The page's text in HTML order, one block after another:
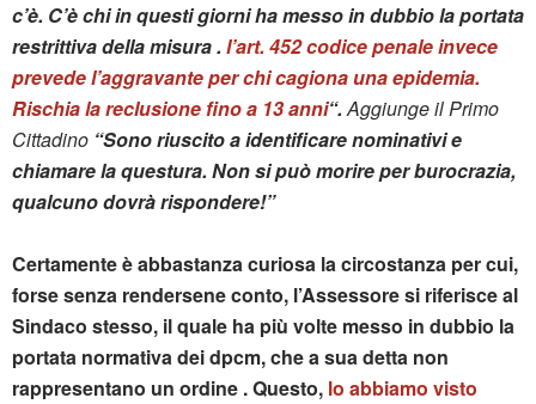
c’è. C’è chi in questi giorni ha messo in dubbio la portata
restrittiva della misura . l’art. 452 codice penale invece
prevede l’aggravante per chi cagiona una epidemia.
Rischia la reclusione fino a 13 anni“. Aggiunge il Primo
Cittadino “Sono riuscito a identificare nominativi e
chiamare la questura. Non si può morire per burocrazia,
qualcuno dovrà rispondere!”
Certamente è abbastanza curiosa la circostanza per cui,
forse senza rendersene conto, l’Assessore si riferisce al
Sindaco stesso, il quale ha più volte messo in dubbio la
portata normativa dei dpcm, che a sua detta non
rappresentano un ordine . Questo, lo abbiamo visto